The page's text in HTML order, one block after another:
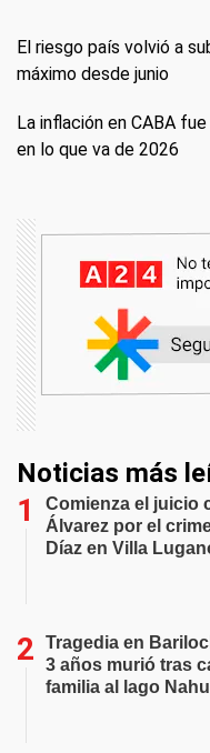
El riesgo país volvió a
máximo desde junio
La inflación en CABA
en lo que va de 2026
Noticias más
Comienza el juicio
Álvarez por el
Díaz en Villa
Tragedia en
3 años murió tras
familia al lago